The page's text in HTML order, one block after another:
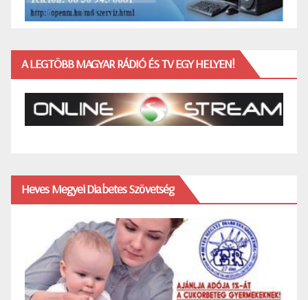
A LEGTÖBB MAGYAR RÁDIÓ ÉS TV EGY HELYEN!
Heves Megyei Diabetes Szövetség